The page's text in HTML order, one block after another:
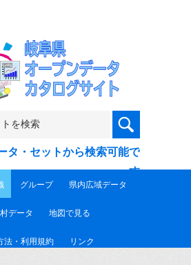
タ・セットから検索可能で
す
グループ 県内広域データ
データ 地図で見る
法・利用規約 リンク